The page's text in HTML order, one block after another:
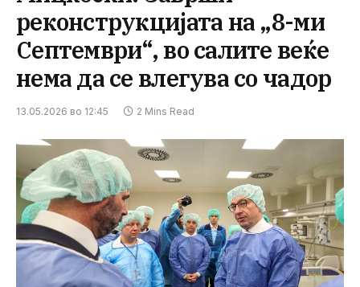
реконструкцијата на „8-ми
Септември“, во салите веќе
нема да се влегува со чадор
13.05.2026 во 12:45 2 Mins Read